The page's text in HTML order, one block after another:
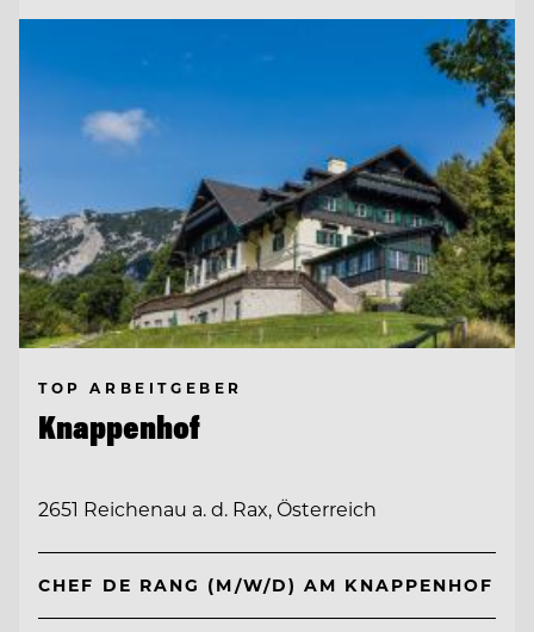
TOP ARBEITGEBER
Knappenhof
2651 Reichenau a. d. Rax, Österreich
CHEF DE RANG (M/W/D) AM KNAPPENHOF